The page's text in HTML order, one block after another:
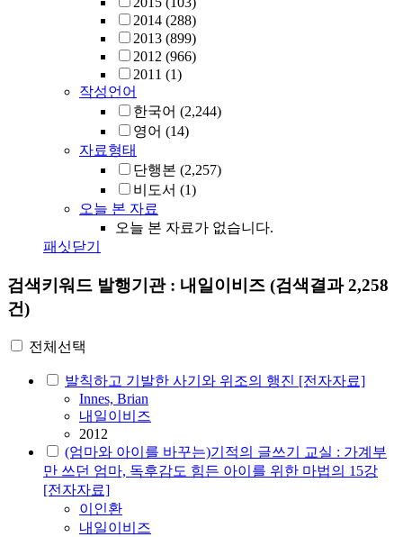
2014 (288)
2013 (899)
2012 (966)
2011 (1)
작성언어
한국어 (2,244)
영어 (14)
자료형태
단행본 (2,257)
비도서 (1)
오늘 본 자료
오늘 본 자료가 없습니다.
패싯닫기
검색키워드 발행기관 : 내일이비즈 (검색결과 2,258
건)
전체선택
발칙하고 기발한 사기와 위조의 행진 [전자자료]
Innes, Brian
내일이비즈
2012
(엄마와 아이를 바꾸는)기적의 글쓰기 교실 : 가계부
만 쓰던 엄마, 독후감도 힘든 아이를 위한 마법의 15강
[전자자료]
이인환
내일이비즈